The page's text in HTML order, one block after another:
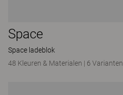
Space
Space ladeblok
48 Kleuren & Materialen | 6 Varianten